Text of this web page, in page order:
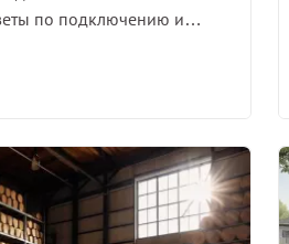
по подключению и…